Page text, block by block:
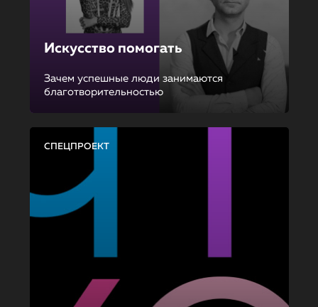
Искусство помогать
Зачем успешные люди занимаются
благотворительностью
СПЕЦПРОЕКТ